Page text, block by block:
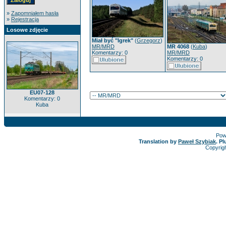
» Zapomniałem hasła
» Rejestracja
Losowe zdjęcie
EU07-128
Komentarzy: 0
Kuba
Miał być "Igrek" (Grzegorz)
MR/MRD
Komentarzy: 0
MR 4068 (Kuba)
MR/MRD
Komentarzy: 0
Translation by Paweł Szybiak.